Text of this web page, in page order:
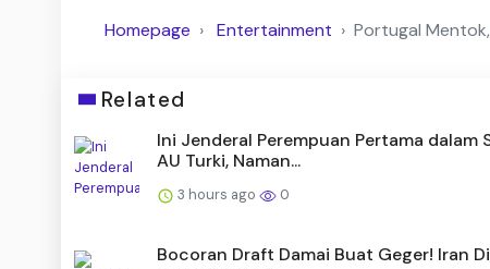
Homepage Entertainment Portugal
Related
Ini Jenderal Perempuan Pertama dalam
AU Turki, Naman...
3 hours ago 0
Bocoran Draft Damai Buat Geger! Iran